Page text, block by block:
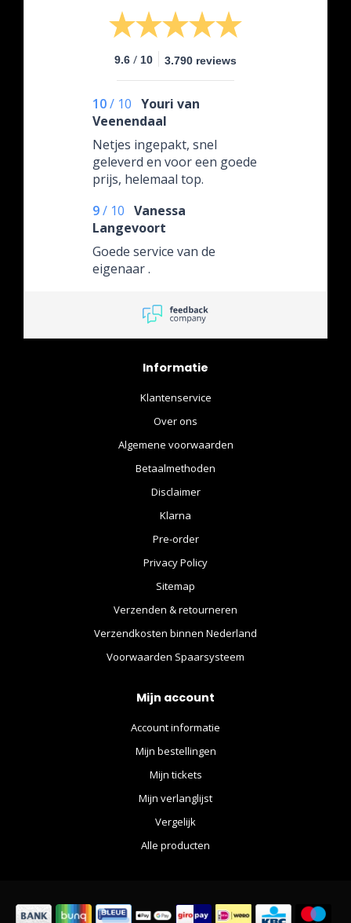
9.6 / 10 3.790 reviews
10/ 10 Youri van
Veenendaal
Netjes ingepakt, snel
geleverd en voor een goede
prijs, helemaal top.
9/ 10 Vanessa
Langevoort
Goede service van de
eigenaar .
Informatie
Klantenservice
Over ons
Algemene voorwaarden
Betaalmethoden
Disclaimer
Klarna
Pre-order
Privacy Policy
Sitemap
Verzenden & retourneren
Verzendkosten binnen Nederland
Voorwaarden Spaarsysteem
Mijn account
Account informatie
Mijn bestellingen
Mijn tickets
Mijn verlanglijst
Vergelijk
Alle producten